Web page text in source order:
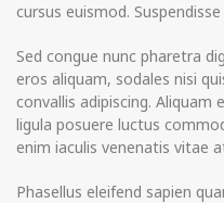
cursus euismod.
Sed congue nunc pharetra
eros aliquam, sodales nisi
convallis adipiscing. Aliquam
ligula posuere luctus
enim iaculis venenatis vitae
Phasellus eleifend sapien